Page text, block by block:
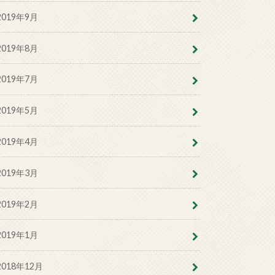
年9月
年8月
年7月
年5月
年4月
年3月
年2月
年1月
年12月